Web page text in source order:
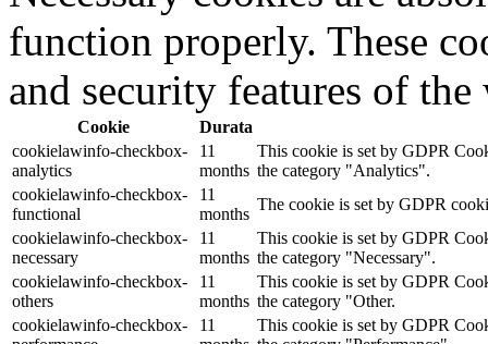
and security features of
Durata
cookielawinfo-checkbox-
11
months
This cookie is set by GDPR
cookielawinfo-checkbox-
functional
11
months
The cookie is set by GDPR
cookielawinfo-checkbox-
necessary
11
months
This cookie is set by GDPR
the category "Necessary".
cookielawinfo-checkbox-
others
11
months
the category "Other.
cookielawinfo-checkbox-
performance
11
months
This cookie is set by GDPR
the category "Performance".
viewed_cookie_policy
11
months
The cookie is set by the GDPR
use of cookies. It does not store